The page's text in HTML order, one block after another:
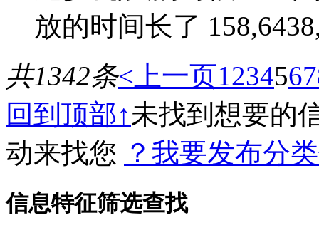
放的时间长了
共1342条<上一页1234567
回到顶部↑未找到想要的
动来找您 ？我要发布分
信息特征筛选查找